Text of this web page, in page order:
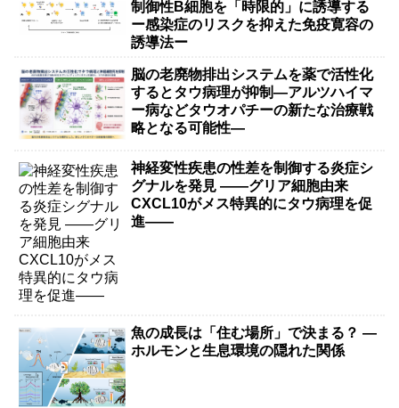
制御性B細胞を「時限的」に誘導する
ー感染症のリスクを抑えた免疫寛容の
誘導法ー
脳の老廃物排出システムを薬で活性化
するとタウ病理が抑制―アルツハイマ
ー病などタウオパチーの新たな治療戦
略となる可能性―
神経変性疾患の性差を制御する炎症シ
グナルを発見 ――グリア細胞由来
CXCL10がメス特異的にタウ病理を促
進――
魚の成長は「住む場所」で決まる？ ―
ホルモンと生息環境の隠れた関係